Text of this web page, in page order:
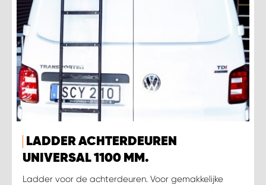
LADDER ACHTERDEUREN
UNIVERSAL 1100 MM.
Ladder voor de achterdeuren. Voor gemakkelijke